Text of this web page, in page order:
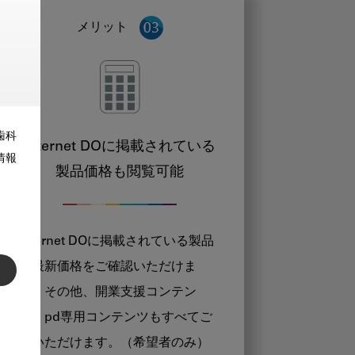
科
報
メリット
Internet DOに掲載されている
製品価格も閲覧可能
Internet DOに掲載されている製品
の最新価格をご確認いただけま
す。その他、開業支援コンテン
ツ、pd専用コンテンツもすべてご
覧いただけます。（希望者のみ）